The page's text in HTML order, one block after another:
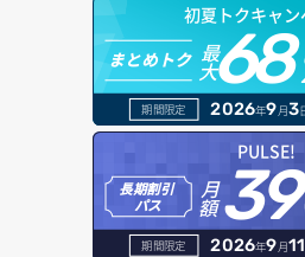
セキュリティグループ ルール一覧取得
セキュリティグループ ルール作成
セキュリティグループ ルール削除
セキュリティグループ ルール詳細取得
セキュリティグループ一覧取得
ヘルスモニタ一覧取得
ヘルスモニタ作成
ヘルスモニタ削除
ヘルスモニタ更新
ヘルスモニタ詳細取得
オブジェクトダウンロード
オブジェクトバージョン管理
オブジェクト一覧取得
オブジェクト削除
オブジェクト削除予約
ドメイン情報登録
ドメイン詳細取得
レコード一覧取得
レコード作成
初夏トクキャン
まとめトク 最
大68
期間限定 2026年9月3
PULSE!
長期割引
パス
月
額
期間限定 2026年9月11